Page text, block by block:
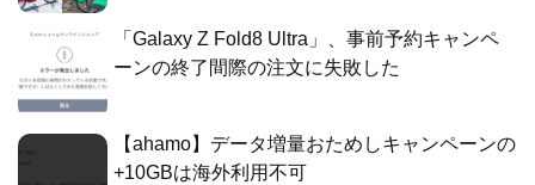
「Galaxy Z Fold8 Ultra」、事前予約キャンペ
ーンの終了間際の注文に失敗した
【ahamo】データ増量おためしキャンペーンの
+10GBは海外利用不可